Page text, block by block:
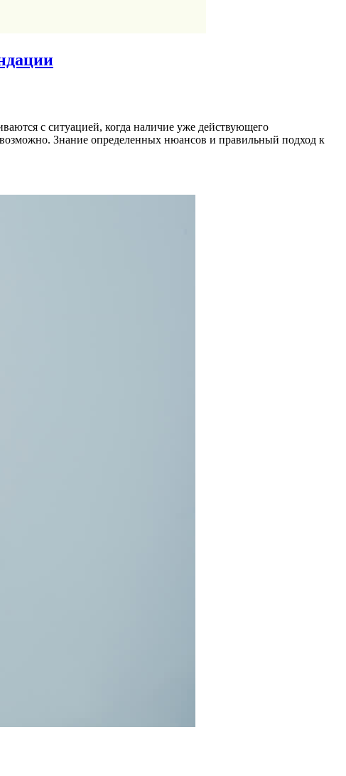
с ситуацией, когда наличие уже действующего
Знание определенных нюансов и правильный подход к